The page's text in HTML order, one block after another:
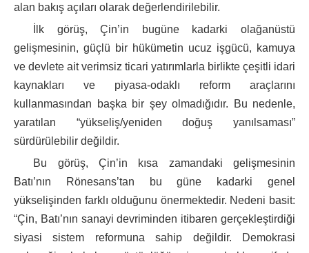
alan bakış açıları olarak değerlendirilebilir.
İlk görüş, Çin’in bugüne kadarki olağanüstü
gelişmesinin, güçlü bir hükümetin ucuz işgücü, kamuya
ve devlete ait verimsiz ticari yatırımlarla birlikte çeşitli idari
kaynakları ve piyasa-odaklı reform araçlarını
kullanmasından başka bir şey olmadığıdır. Bu nedenle,
yaratılan “yükseliş/yeniden doğuş yanılsaması”
sürdürülebilir değildir.
Bu görüş, Çin’in kısa zamandaki gelişmesinin
Batı’nın Rönesans’tan bu güne kadarki genel
yükselişinden farklı olduğunu önermektedir. Nedeni basit:
“Çin, Batı’nın sanayi devriminden itibaren gerçekleştirdiği
siyasi sistem reformuna sahip değildir. Demokrasi